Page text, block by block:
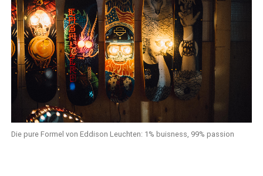
Die pure Formel von Eddison Leuchten: 1% buisness, 99% passion